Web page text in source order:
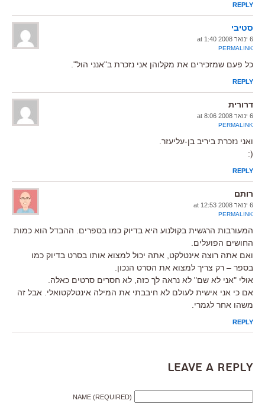
REPLY
סטיבי
6 ינואר 2008 at 1:40
PERMALINK
כל פעם שמזכירים את מקלוהן אני נזכרת ב"אנני הול".
REPLY
דרורית
6 ינואר 2008 at 8:06
PERMALINK
ואני נזכרת ביריב בן-עליעזר.
(:
REPLY
רותם
6 ינואר 2008 at 12:53
PERMALINK
המעורבות הרגשית בקולנוע היא בדיוק כמו בספרים. ההבדל הוא כמות
החושים הפועלים.
ואם אתה רוצה אינטלקט, אתה יכול למצוא אותו בסרט בדיוק כמו
בספר – רק צריך למצוא את הסרט הנכון.
אולי "אני לא שם" לא נראה לך כזה, לא חסרים סרטים כאלה.
אם כי אני אישית לעולם לא חיבבתי את המילה אינטלקטואלי. אבל זה
משהו אחר לגמרי.
REPLY
Leave a Reply
NAME (REQUIRED)